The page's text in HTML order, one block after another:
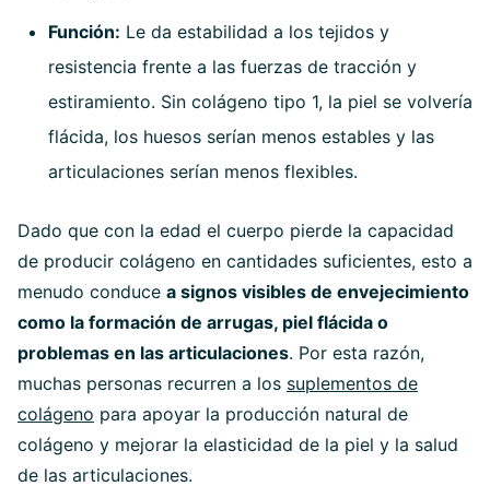
Función: Le da estabilidad a los tejidos y
resistencia frente a las fuerzas de tracción y
estiramiento. Sin colágeno tipo 1, la piel se volvería
flácida, los huesos serían menos estables y las
articulaciones serían menos flexibles.
Dado que con la edad el cuerpo pierde la capacidad
de producir colágeno en cantidades suficientes, esto a
menudo conduce a signos visibles de envejecimiento
como la formación de arrugas, piel flácida o
problemas en las articulaciones. Por esta razón,
muchas personas recurren a los suplementos de
colágeno para apoyar la producción natural de
colágeno y mejorar la elasticidad de la piel y la salud
de las articulaciones.